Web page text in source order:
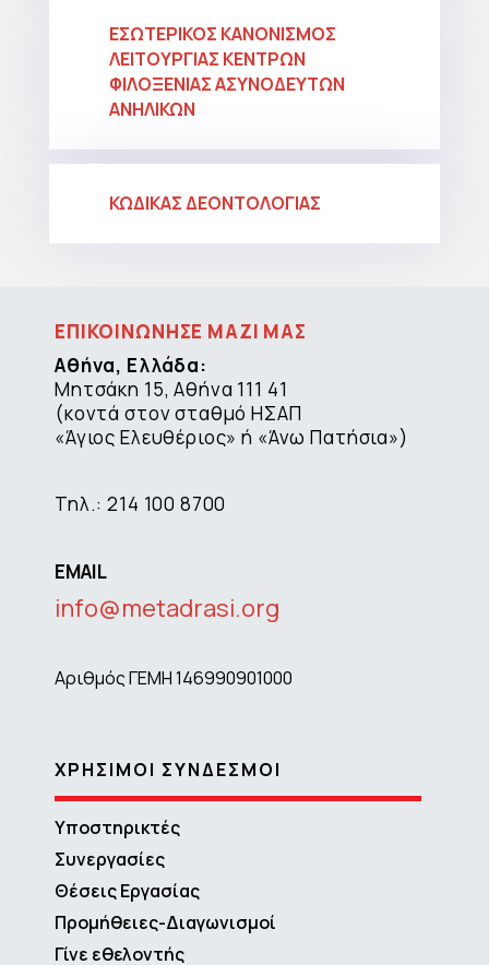
ΕΣΩΤΕΡΙΚΟΣ ΚΑΝΟΝΙΣΜΟΣ
ΛΕΙΤΟΥΡΓΙΑΣ ΚΕΝΤΡΩΝ
ΦΙΛΟΞΕΝΙΑΣ ΑΣΥΝΟΔΕΥΤΩΝ
ΑΝΗΛΙΚΩΝ
ΚΩΔΙΚΑΣ ΔΕΟΝΤΟΛΟΓΙΑΣ
ΕΠΙΚΟΙΝΩΝΗΣΕ ΜΑΖΙ ΜΑΣ
Αθήνα, Ελλάδα:
Μητσάκη 15, Αθήνα 111 41
(κοντά στον σταθμό ΗΣΑΠ
«Άγιος Ελευθέριος» ή «Άνω Πατήσια»)
Τηλ.: 214 100 8700
EMAIL
info@metadrasi.org
Αριθμός ΓΕΜΗ 146990901000
ΧΡΗΣΙΜΟΙ ΣΥΝΔΕΣΜΟΙ
Υποστηρικτές
Συνεργασίες
Θέσεις Εργασίας
Προμήθειες-Διαγωνισμοί
Γίνε εθελοντής